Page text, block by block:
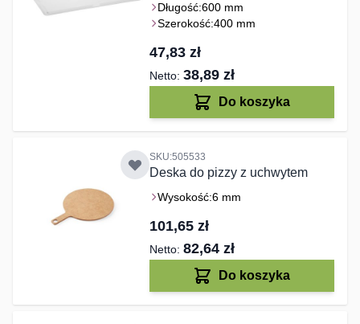
Długość:600 mm
Szerokość:400 mm
47,83 zł
38,89 zł
Do koszyka
SKU:505533
Deska do pizzy z uchwytem
Wysokość:6 mm
101,65 zł
82,64 zł
Do koszyka